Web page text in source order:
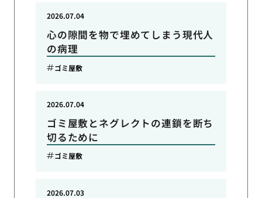
心の隙間を物で埋めてしまう現代人
の病理
2026.07.04
ゴミ屋敷
ゴミ屋敷とネグレクトの連鎖を断ち
切るために
2026.07.04
ゴミ屋敷
2026.07.03